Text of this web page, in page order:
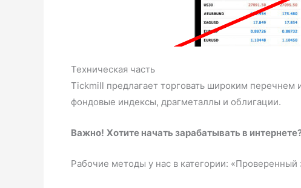
Техническая часть
Tickmill предлагает торговать широким перечнем
фондовые индексы, драгметаллы и облигации.
Важно! Хотите начать зарабатывать в
Рабочие методы у нас в категории: «Проверенный